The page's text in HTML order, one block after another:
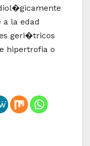
a la edad
geri�tricos
hipertrofia o